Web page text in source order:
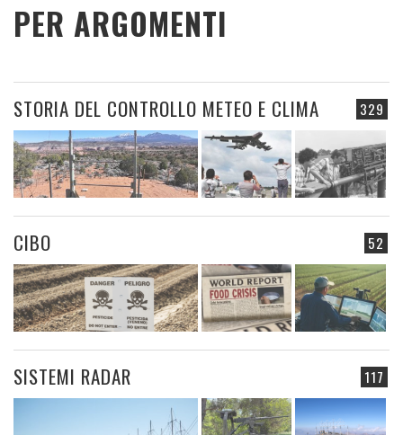
PER ARGOMENTI
329
STORIA DEL CONTROLLO METEO E CLIMA
52
CIBO
117
SISTEMI RADAR